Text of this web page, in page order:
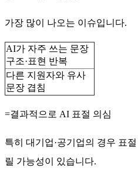
가장 많이 나오는 이슈입니다.
AI가 자주 쓰는 문장
구조·표현 반복
다른 지원자와 유사
문장 겹침
=결과적으로 AI 표절 의심
특히 대기업·공기업의 경우 표
릴 가능성이 있습니다.